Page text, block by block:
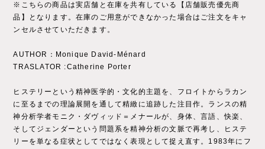
※こちらの商品は実店舗と在庫を共有している【店舗販売優先商
品】となります。在庫のご用意ができなかった場合はご注文をキャ
ンセルさせていただきます。
AUTHOR：Monique David-Ménard
TRASLATOR :Catherine Porter
ヒステリーという精神医学的・文化的主題を、フロイトからラカン
に至るまでの理論展開を通して精緻に追跡した注目作。ランスの精
神分析学者モニク・ダヴィッド＝メナールが、身体、言語、快楽、
そしてジェンダーという問題系を精神分析の文脈で再考し、ヒステ
リーを単なる症状としてではなく表現として捉え直す。1983年にフ